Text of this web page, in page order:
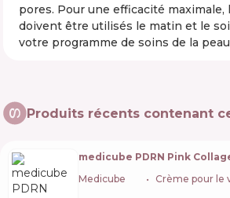
pores. Pour une efficacité maximale,
doivent être utilisés le matin et le
votre programme de soins de la
Produits récents contenant
medicube PDRN Pink
Medicube
Crème pour le